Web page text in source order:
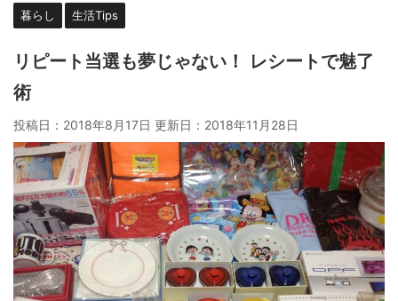
暮らし 生活Tips
リピート当選も夢じゃない！ レシートで魅了
術
投稿日：2018年8月17日 更新日： 2018年11月28日